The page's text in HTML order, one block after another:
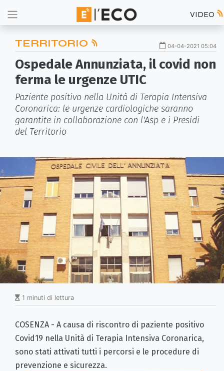
VIDEO
TERRITORIO 04-04-2021 05:04
Ospedale Annunziata, il covid non
ferma le urgenze UTIC
Paziente positivo nella Unità di Terapia Intensiva
Coronarica: le urgenze cardiologiche saranno
garantite in collaborazione con l'Asp e i Presidi
del Territorio
1 minuti di lettura
COSENZA - A causa di riscontro di paziente positivo
Covid19 nella Unità di Terapia Intensiva Coronarica,
sono stati attivati tutti i percorsi e le procedure di
prevenzione e sicurezza.